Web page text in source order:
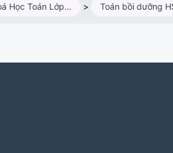
Các Khoá Học Toán Lớp 3 >